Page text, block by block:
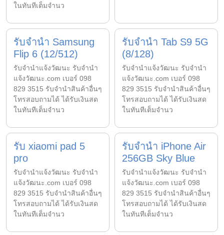
ในทันทีเต็มจำนว
รับจำนำ Samsung
Flip 6 (12/512)
รับจํานําแจ้งวัฒนะ รับจํานํา
แจ้งวัฒนะ.com เบอร์ 098
829 3515 รับจำนำสินค้าอื่นๆ
โทรสอบถามได้ ได้รับเงินสด
ในทันทีเต็มจำนว
รับจำนำ Tab S9 5G
(8/128)
รับจํานําแจ้งวัฒนะ รับจํานํา
แจ้งวัฒนะ.com เบอร์ 098
829 3515 รับจำนำสินค้าอื่นๆ
โทรสอบถามได้ ได้รับเงินสด
ในทันทีเต็มจำนว
รับ xiaomi pad 5
pro
รับจํานําแจ้งวัฒนะ รับจํานํา
แจ้งวัฒนะ.com เบอร์ 098
829 3515 รับจำนำสินค้าอื่นๆ
โทรสอบถามได้ ได้รับเงินสด
ในทันทีเต็มจำนว
รับจำนำ iPhone Air
256GB Sky Blue
รับจํานําแจ้งวัฒนะ รับจํานํา
แจ้งวัฒนะ.com เบอร์ 098
829 3515 รับจำนำสินค้าอื่นๆ
โทรสอบถามได้ ได้รับเงินสด
ในทันทีเต็มจำนว